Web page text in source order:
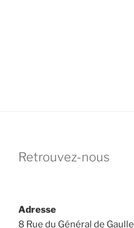
Retrouvez-nous
Adresse
8 Rue du Général de Gaulle